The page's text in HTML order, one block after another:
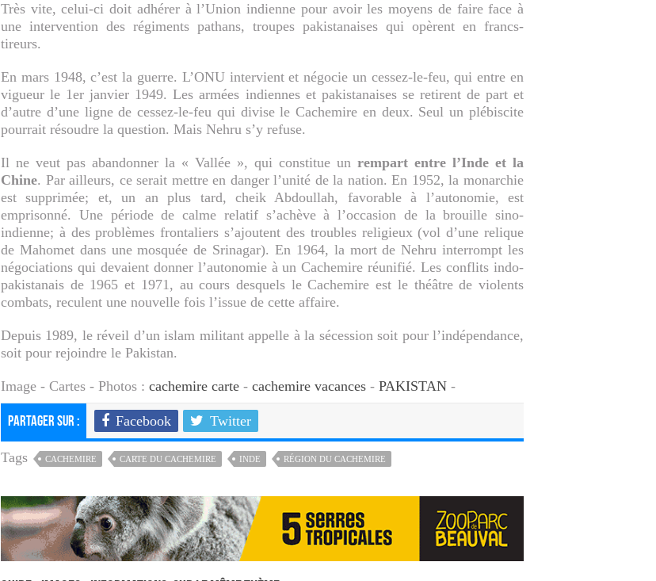
Très vite, celui-ci doit adhérer à l’Union indienne pour avoir les moyens de faire face à
une intervention des régiments pathans, troupes pakistanaises qui opèrent en francs-
tireurs.
En mars 1948, c’est la guerre. L’ONU intervient et négocie un cessez-le-feu, qui entre en
vigueur le 1er janvier 1949. Les armées indiennes et pakistanaises se retirent de part et
d’autre d’une ligne de cessez-le-feu qui divise le Cachemire en deux. Seul un plébiscite
pourrait résoudre la question. Mais Nehru s’y refuse.
Il ne veut pas abandonner la « Vallée », qui constitue un rempart entre l’Inde et la
Chine. Par ailleurs, ce serait mettre en danger l’unité de la nation. En 1952, la monarchie
est supprimée; et, un an plus tard, cheik Abdoullah, favorable à l’autonomie, est
emprisonné. Une période de calme relatif s’achève à l’occasion de la brouille sino-
indienne; à des problèmes frontaliers s’ajoutent des troubles religieux (vol d’une relique
de Mahomet dans une mosquée de Srinagar). En 1964, la mort de Nehru interrompt les
négociations qui devaient donner l’autonomie à un Cachemire réunifié. Les conflits indo-
pakistanais de 1965 et 1971, au cours desquels le Cachemire est le théâtre de violents
combats, reculent une nouvelle fois l’issue de cette affaire.
Depuis 1989, le réveil d’un islam militant appelle à la sécession soit pour l’indépendance,
soit pour rejoindre le Pakistan.
Image - Cartes - Photos : cachemire carte - cachemire vacances - PAKISTAN -
Partager sur : Facebook Twitter
Tags CACHEMIRE CARTE DU CACHEMIRE INDE RÉGION DU CACHEMIRE